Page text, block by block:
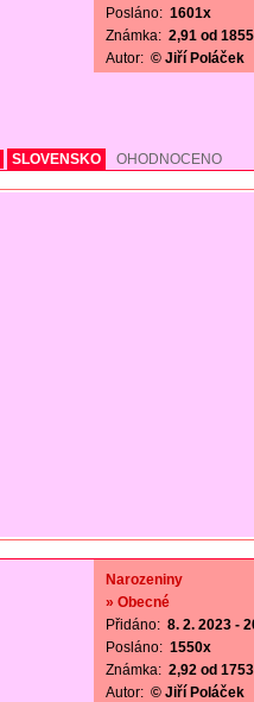
Posláno: 1601x
Známka: 2,91 od
Autor: © Jiří Poláček
SLOVENSKO OHODNOCENO
Narozeniny
» Obecné
Přidáno: 8. 2. 2023 -
Posláno: 1550x
Známka: 2,92 od
Autor: © Jiří Poláček